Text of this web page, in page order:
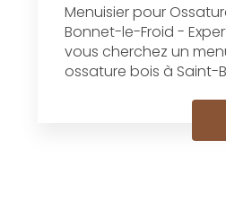
Menuisier pour
Bonnet-le-Froid -
vous cherchez un
ossature bois à Saint-